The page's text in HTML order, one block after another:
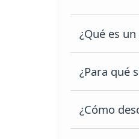
¿Qué es
estantes
¿Para qué
muebles
¿Cómo